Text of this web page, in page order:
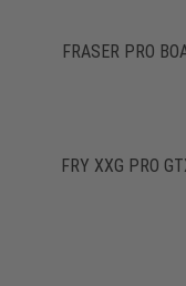
FRASER PRO
FRY XXG PRO